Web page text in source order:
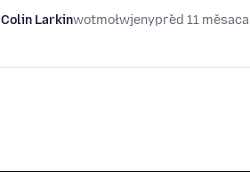
Colin Larkinwotmołwjenypřed 11